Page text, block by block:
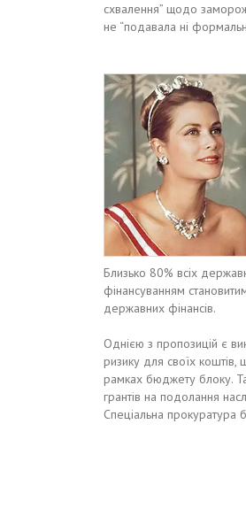
схвалення” щодо
не “подавала ні
Близько 80% всіх
фінансуванням
державних фінансів.
Однією з пропозицій є
ризику для своїх
рамках бюджету блоку.
грантів на подолання
Спеціальна прокуратура